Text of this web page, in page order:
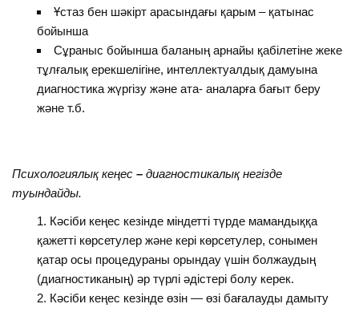
Ұстаз бен шәкірт арасындағы қарым – қатынас
бойынша
Сұраныс бойынша баланың арнайы қабілетіне жеке
тұлғалық ерекшелігіне, интеллектуалдық дамуына
диагностика жүргізу және ата- аналарға бағыт беру
және т.б.
Психологиялық кеңес – диагностикалық негізде
туындайды.
Кәсіби кеңес кезінде міндетті түрде мамандыққа
қажетті көрсетулер және кері көрсетулер, сонымен
қатар осы процедураны орындау үшін болжаудың
(диагностиканың) әр түрлі әдістері болу керек.
Кәсіби кеңес кезінде өзін — өзі бағалауды дамыту